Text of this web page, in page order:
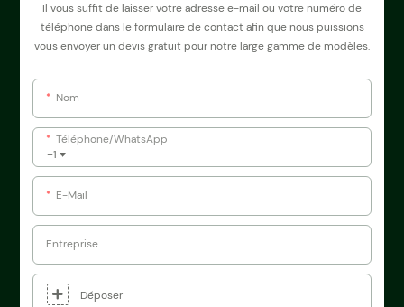
Il vous suffit de laisser votre adresse e-mail ou votre numéro de
téléphone dans le formulaire de contact afin que nous puissions
vous envoyer un devis gratuit pour notre large gamme de modèles.
Nom
+1
Téléphone/WhatsApp
E-Mail
Entreprise
Déposer